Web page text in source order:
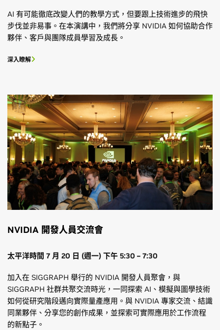
AI 有可能徹底改變人們的教學方式，但要跟上技術進步的飛快
步伐並非易事。在本演講中，我們將分享 NVIDIA 如何協助合作
夥伴、客戶與團隊成員學習及成長。
深入瞭解
NVIDIA 開發人員交流會
太平洋時間 7 月 20 日 (週一) 下午 5:30 – 7:30
加入在 SIGGRAPH 舉行的 NVIDIA 開發人員聚會，與
SIGGRAPH 社群共聚交流時光，一同探索 AI、模擬與圖學技術
如何從研究階段邁向實際量產應用。與 NVIDIA 專家交流、結識
同業夥伴、分享您的創作成果，並探索可實際應用於工作流程
的新點子。